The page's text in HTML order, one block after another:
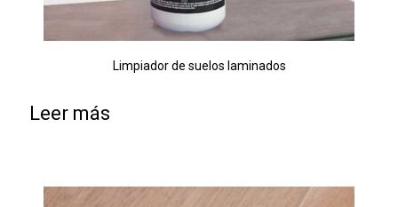
Limpiador de suelos laminados
Leer más